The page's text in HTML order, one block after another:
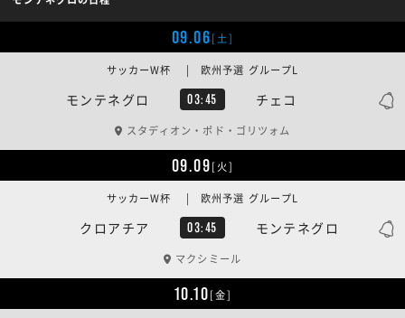
09.06[土]
モンテネグロ 03:45 チェコ
サッカーW杯 | 欧州予選 グループL
スタディオン・ポド・ゴリツォム
09.09[火]
クロアチア 03:45 モンテネグロ
サッカーW杯 | 欧州予選 グループL
マクシミール
10.10[金]